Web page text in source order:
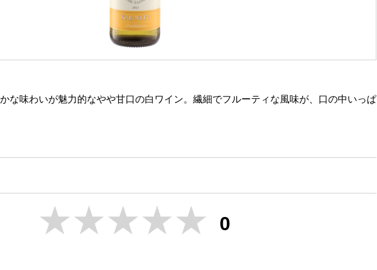
な味わいが魅力的なやや甘口の白ワイン。繊細でフルーティな風味が、口の中いっぱ
0